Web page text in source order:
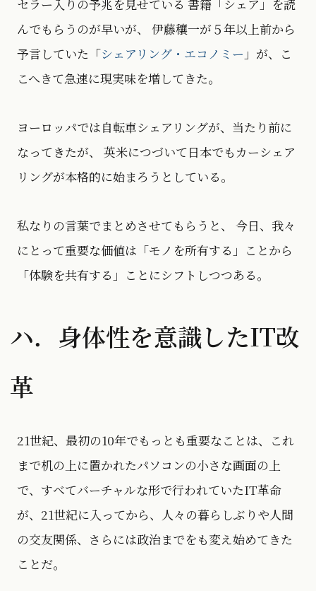
セラー入りの予兆を見せている 書籍「シェア」を読
んでもらうのが早いが、 伊藤穰一が５年以上前から
予言していた「シェアリング・エコノミー 」が、こ
こへきて急速に現実味を増してきた。
ヨーロッパでは自転車シェアリングが、当たり前に
なってきたが、 英米につづいて日本でもカーシェア
リングが本格的に始まろうとしている。
私なりの言葉でまとめさせてもらうと、 今日、我々
にとって重要な価値は「モノを所有する」ことから
「体験を共有する」ことにシフトしつつある。
ハ．身体性を意識したIT改
革
21世紀、最初の10年でもっとも重要なことは、これ
まで机の上に置かれたパソコンの小さな画面の上
で、すべてバーチャルな形で行われていたIT革命
が、21世紀に入ってから、人々の暮らしぶりや人間
の交友関係、さらには政治までをも変え始めてきた
ことだ。